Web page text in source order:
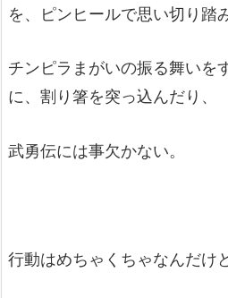
を、ピンヒールで思い切り踏
チンピラまがいの振る舞いを
に、割り箸を突っ込んだり、
武勇伝には事欠かない。
行動はめちゃくちゃなんだけど